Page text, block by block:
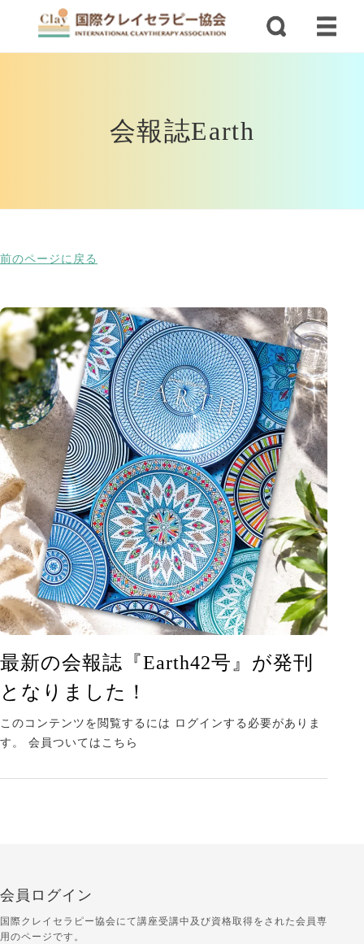
会報誌Earth
前のページに戻る
最新の会報誌『Earth42号』が発刊
となりました！
このコンテンツを閲覧するには ログインする必要がありま
す。 会員ついてはこちら
会員ログイン
国際クレイセラピー協会にて講座受講中及び資格取得をされた会員専
用のページです。